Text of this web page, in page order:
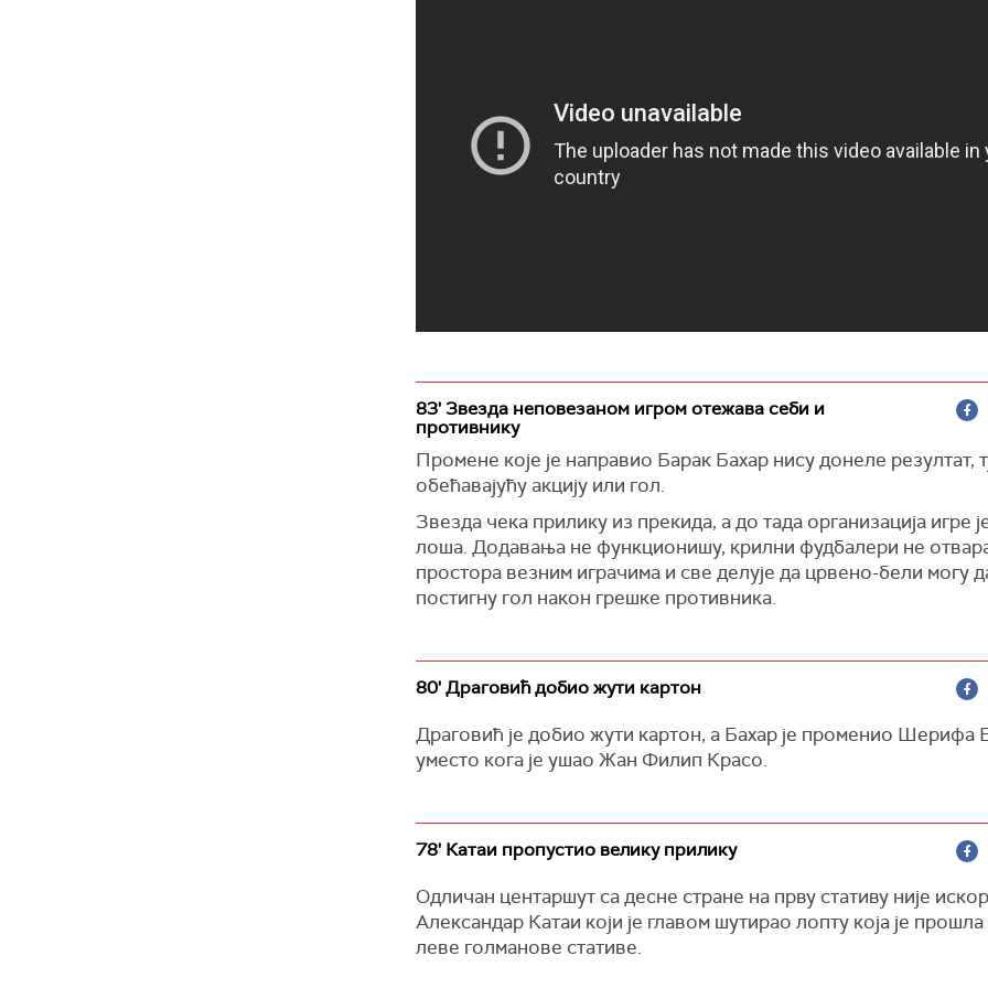
83' Звезда неповезаном игром отежава себи и
противнику
Промене које је направио Барак Бахар нису донеле резултат,
обећавајућу акцију или гол.
Звезда чека прилику из прекида, а до тада организација игре
лоша. Додавања не функционишу, крилни фудбалери не
простора везним играчима и све делује да црвено-бели могу
постигну гол након грешке противника.
80' Драговић добио жути картон
Драговић је добио жути картон, а Бахар је променио Шерифа
уместо кога је ушао Жан Филип Красо.
78' Катаи пропустио велику прилику
Одличан центаршут са десне стране на прву стативу није
Александар Катаи који је главом шутирао лопту која је
леве голманове стативе.